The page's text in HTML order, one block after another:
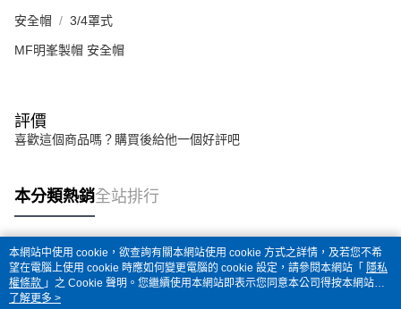
安全帽 3/4罩式
MF明峯製帽 安全帽
評價
喜歡這個商品嗎？購買後給他一個好評吧
本分類熱銷全站排行
熱門標籤
本網站中使用 cookie，欲查詢有關本網站使用 cookie 方式之詳情，及若您不希
望在電腦上使用 cookie 時應如何變更電腦的 cookie 設定，請參閱本網站「 隱私
權條款 」之 Cookie 聲明。您繼續使用本網站即表示您同意本公司得按本網站使
用條款之 Cookie 聲明使用 cookie。
了解更多 >